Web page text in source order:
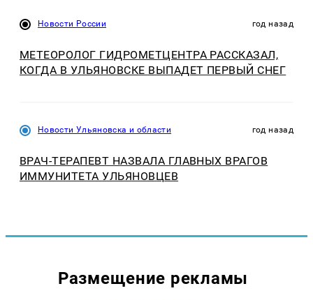
Новости России год назад
МЕТЕОРОЛОГ ГИДРОМЕТЦЕНТРА РАССКАЗАЛ,
КОГДА В УЛЬЯНОВСКЕ ВЫПАДЕТ ПЕРВЫЙ СНЕГ
Новости Ульяновска и области год назад
ВРАЧ-ТЕРАПЕВТ НАЗВАЛА ГЛАВНЫХ ВРАГОВ
ИММУНИТЕТА УЛЬЯНОВЦЕВ
Размещение рекламы